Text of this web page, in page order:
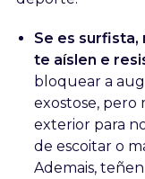
Se es surfista,
te aíslen e
bloquear a
exostose, pero
exterior para
de escoitar o
Ademais,